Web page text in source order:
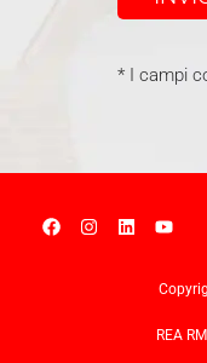
* I campi
REA